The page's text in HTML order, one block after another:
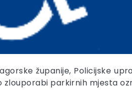
županije, Policijske
parkirnih mjesta